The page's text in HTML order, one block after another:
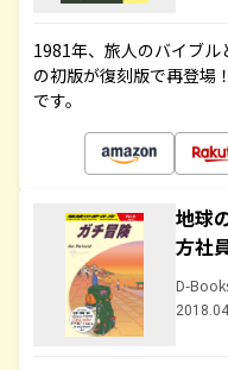
1981年、旅人のバイブ
の初版が復刻版で再登
です。
地球
方社
D-